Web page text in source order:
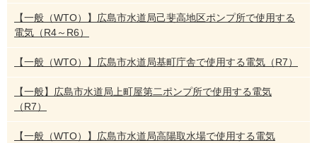
【一般（WTO）】広島市水道局己斐高地区ポンプ所で使用する
電気（R4～R6）
【一般（WTO）】広島市水道局基町庁舎で使用する電気（R7）
【一般】広島市水道局上町屋第二ポンプ所で使用する電気
（R7）
【一般（WTO）】広島市水道局高陽取水場で使用する電気